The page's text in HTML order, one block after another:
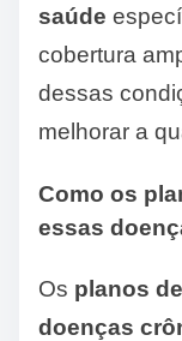
saúde
cobertura
dessas
melhorar a
Como os
essas
Os planos
doenças